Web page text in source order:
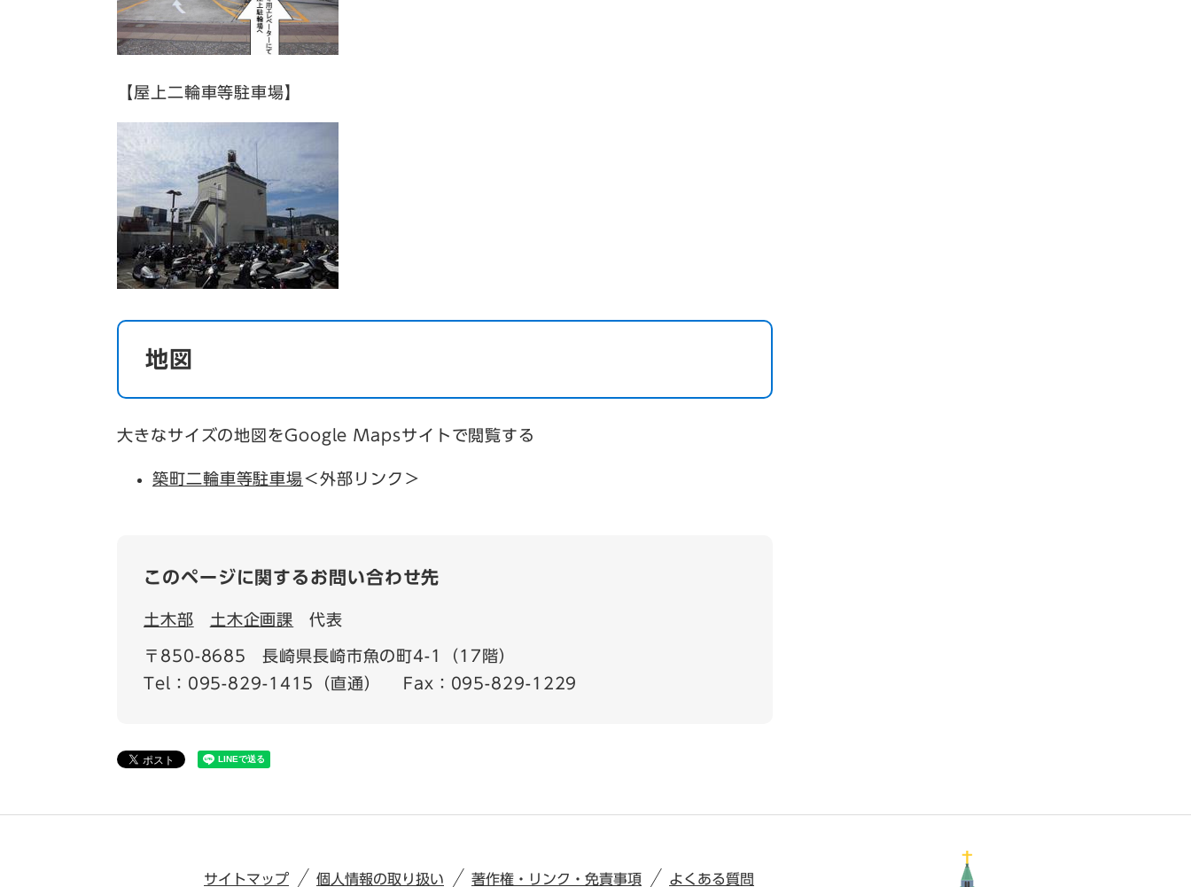
【屋上二輪車等駐車場】
地図
大きなサイズの地図をGoogle Mapsサイトで閲覧する
築町二輪車等駐車場＜外部リンク＞
このページに関するお問い合わせ先
土木部 土木企画課 代表
〒850-8685
長崎県長崎市魚の町4-1（17階）
Tel：095-829-1415（直通）
Fax：095-829-1229
サイトマップ 個人情報の取り扱い 著作権・リンク・免責事項 よくある質問